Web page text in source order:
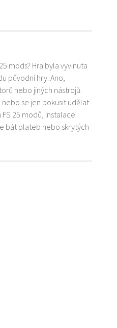
mods? Hra byla vyvinuta
původní hry. Ano,
nebo jiných nástrojů.
se jen pokusit udělat
25 modů, instalace
bát plateb nebo skrytých